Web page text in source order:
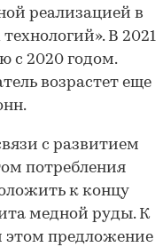
реализацией в
В 2021
с 2020 годом.
возрастет еще
с развитием
потребления
к концу
медной руды. К
этом предложение